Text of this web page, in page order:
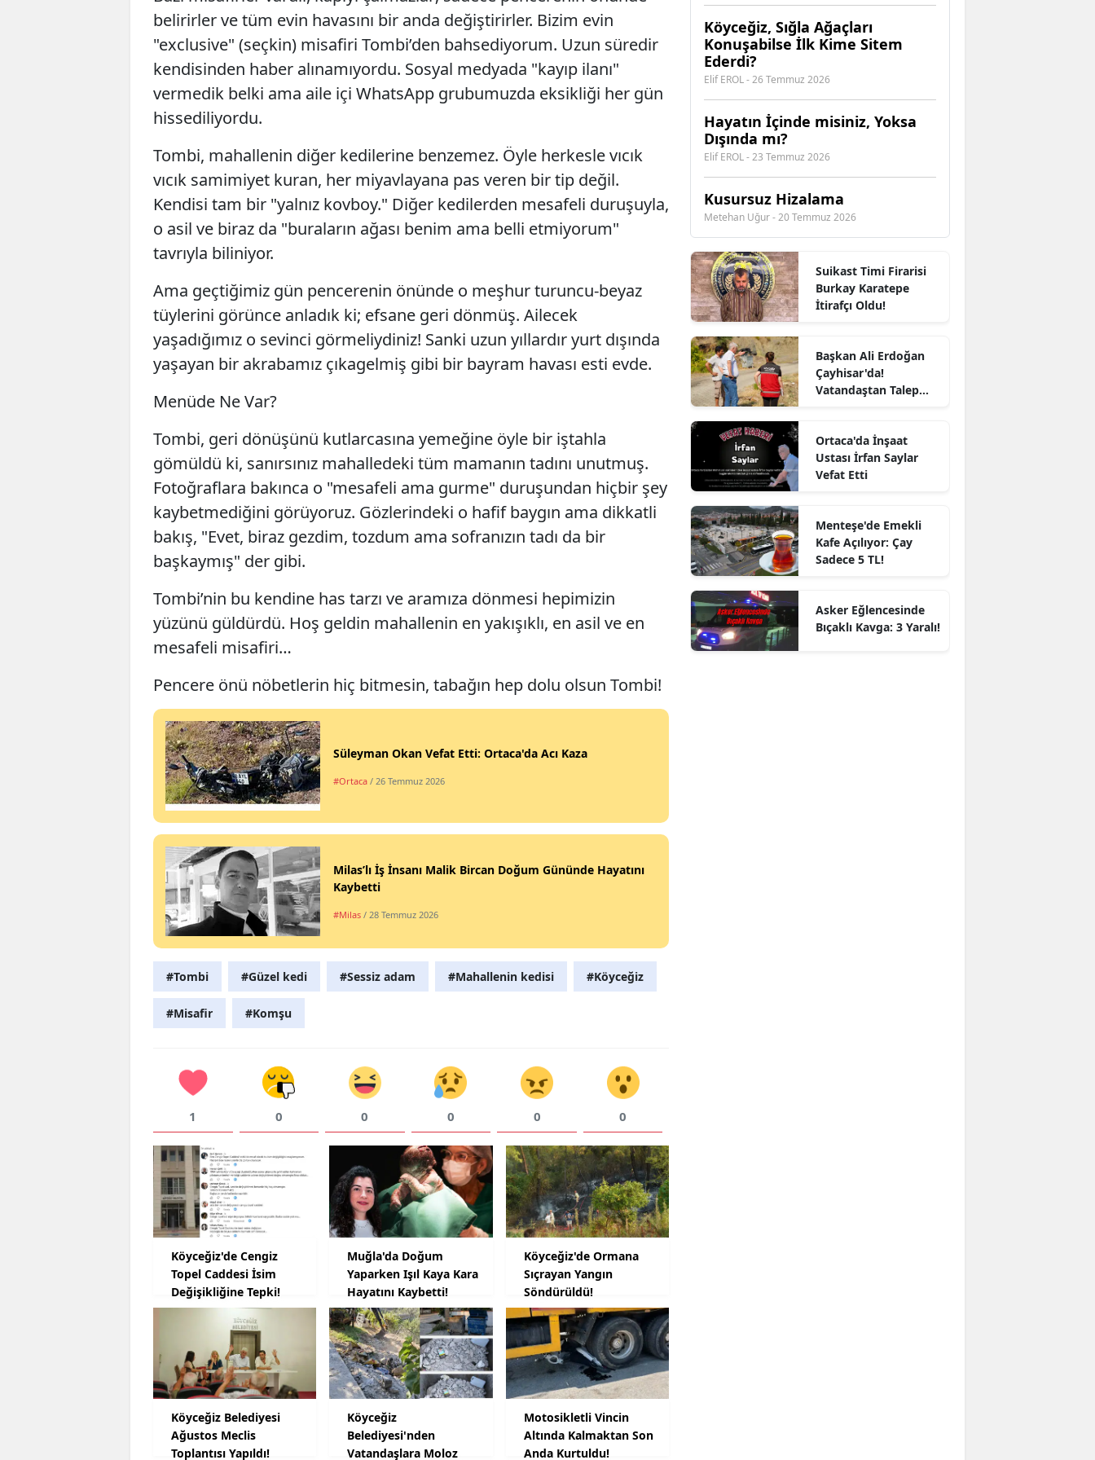
belirirler ve tüm evin havasını bir anda değiştirirler. Bizim evin
"exclusive" (seçkin) misafiri Tombi’den bahsediyorum. Uzun süredir
kendisinden haber alınamıyordu. Sosyal medyada "kayıp ilanı"
vermedik belki ama aile içi WhatsApp grubumuzda eksikliği her gün
hissediliyordu.
​Tombi, mahallenin diğer kedilerine benzemez. Öyle herkesle vıcık
vıcık samimiyet kuran, her miyavlayana pas veren bir tip değil.
Kendisi tam bir "yalnız kovboy." Diğer kedilerden mesafeli duruşuyla,
o asil ve biraz da "buraların ağası benim ama belli etmiyorum"
tavrıyla biliniyor.
Ama geçtiğimiz gün pencerenin önünde o meşhur turuncu-beyaz
tüylerini görünce anladık ki; efsane geri dönmüş. Ailecek
yaşadığımız o sevinci görmeliydiniz! Sanki uzun yıllardır yurt dışında
yaşayan bir akrabamız çıkagelmiş gibi bir bayram havası esti evde.
​Menüde Ne Var?
​Tombi, geri dönüşünü kutlarcasına yemeğine öyle bir iştahla
gömüldü ki, sanırsınız mahalledeki tüm mamanın tadını unutmuş.
Fotoğraflara bakınca o "mesafeli ama gurme" duruşundan hiçbir şey
kaybetmediğini görüyoruz. Gözlerindeki o hafif baygın ama dikkatli
bakış, "Evet, biraz gezdim, tozdum ama sofranızın tadı da bir
başkaymış" der gibi.
Tombi’nin bu kendine has tarzı ve aramıza dönmesi hepimizin
yüzünü güldürdü. Hoş geldin mahallenin en yakışıklı, en asil ve en
mesafeli misafiri…
​Pencere önü nöbetlerin hiç bitmesin, tabağın hep dolu olsun Tombi!
Süleyman Okan Vefat Etti: Ortaca'da Acı Kaza
#Ortaca / 26 Temmuz 2026
Milas’lı İş İnsanı Malik Bircan Doğum Gününde Hayatını
Kaybetti
#Milas / 28 Temmuz 2026
#Tombi #Güzel kedi #Sessiz adam #Mahallenin kedisi #Köyceğiz
#Misafir #Komşu
1 0 0 0 0 0
Köyceğiz'de Cengiz
Topel Caddesi İsim
Değişikliğine Tepki!
Muğla'da Doğum
Yaparken Işıl Kaya Kara
Hayatını Kaybetti!
Köyceğiz'de Ormana
Sıçrayan Yangın
Söndürüldü!
Köyceğiz Belediyesi
Ağustos Meclis
Toplantısı Yapıldı!
Köyceğiz
Belediyesi'nden
Vatandaşlara Moloz
Motosikletli Vincin
Altında Kalmaktan Son
Anda Kurtuldu!
Köyceğiz, Sığla Ağaçları
Konuşabilse İlk Kime Sitem
Ederdi?
Elif EROL - 26 Temmuz 2026
Hayatın İçinde misiniz, Yoksa
Dışında mı?
Elif EROL - 23 Temmuz 2026
Kusursuz Hizalama
Metehan Uğur - 20 Temmuz 2026
Suikast Timi Firarisi
Burkay Karatepe
İtirafçı Oldu!
Başkan Ali Erdoğan
Çayhisar'da!
Vatandaştan Talep
Ortaca'da İnşaat
Ustası İrfan Saylar
Vefat Etti
Menteşe'de Emekli
Kafe Açılıyor: Çay
Sadece 5 TL!
Asker Eğlencesinde
Bıçaklı Kavga: 3 Yaralı!